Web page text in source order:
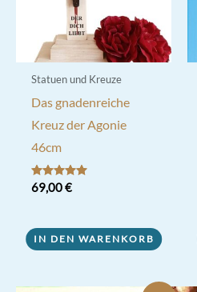
Statuen und Kreuze
Das gnadenreiche
Kreuz der Agonie
46cm
Bewertet mit
5.00
69,00€
IN DEN WARENKORB